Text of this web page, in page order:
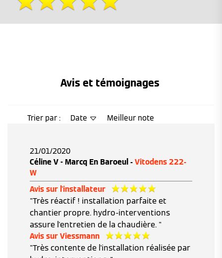
Avis et témoignages
Trier par : Date Meilleur note
21/01/2020
Céline V - Marcq En Baroeul - Vitodens 222-
W
Avis sur l'installateur
"Très réactif ! installation parfaite et
chantier propre. hydro-interventions
assure l'entretien de la chaudière. "
Avis sur Viessmann
"Très contente de l'installation réalisée par